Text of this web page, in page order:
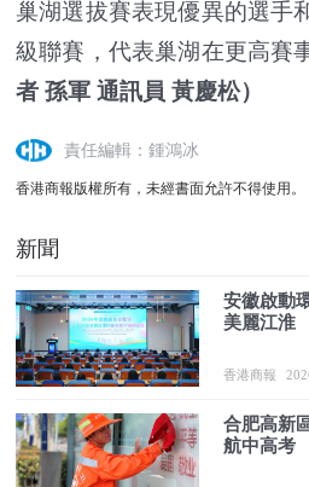
巢湖選拔賽表現優異的選手
級聯賽，代表巢湖在更高賽
者 孫軍 通訊員 黃慶松）
責任編輯：鍾鴻冰
香港商報版權所有，未經書面允許不得使用。
新聞
安徽啟動
美麗江淮
香港商報
合肥高新
航中高考